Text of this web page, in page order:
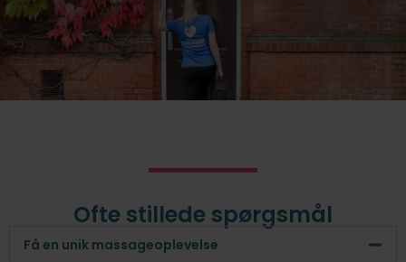
Ofte stillede spørgsmål
Få en unik massageoplevelse